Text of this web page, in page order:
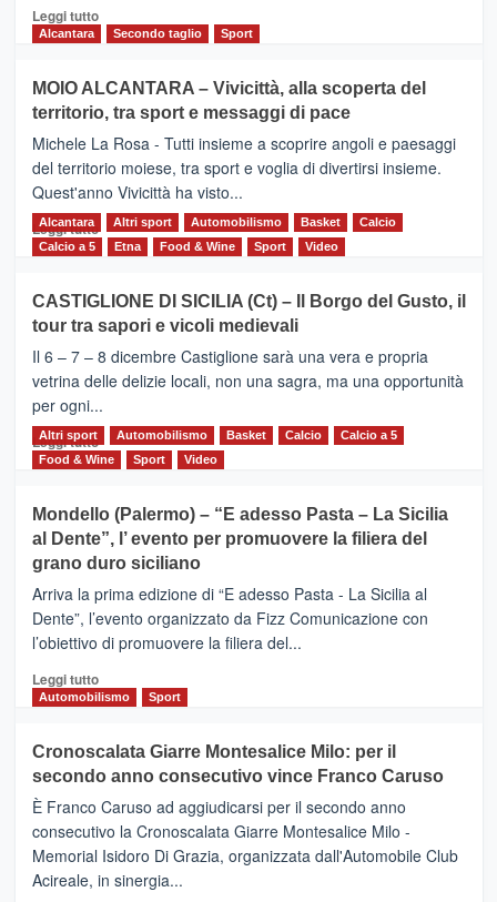
Leggi tuttoLeggi
Torna
la
Supermaratona
dell’Etna
Alcantara Secondo taglio Sport
MOIO ALCANTARA – Vivicittà, alla scoperta del
territorio, tra sport e messaggi di pace
Michele La Rosa - Tutti insieme a scoprire angoli e paesaggi
del territorio moiese, tra sport e voglia di divertirsi insieme.
Quest'anno Vivicittà ha visto...
Leggi tutto Leggi
MOIO
ALCANTARA
–
Vivicittà,
alla
scoperta
del
territorio,
e
messaggi
di
Alcantara Altri sport Automobilismo Basket
Calcio
Calcio a 5
Etna Food & Wine Sport Video
CASTIGLIONE DI SICILIA (Ct) – Il Borgo del Gusto, il
tour tra sapori e vicoli medievali
Il 6 – 7 – 8 dicembre Castiglione sarà una vera e propria
vetrina delle delizie locali, non una sagra, ma una opportunità
per ogni...
Leggi tuttoLeggi
di
CASTIGLIONE
DI
SICILIA
(Ct)
–
Il
Borgo
Gusto,
il
tra
sapori
vicoli
medievali
Altri sport Automobilismo Basket Calcio
Calcio a 5
Food & Wine
Sport Video
Mondello (Palermo) – “E adesso Pasta – La Sicilia
al Dente”, l’ evento per promuovere la filiera del
grano duro siciliano
Arriva la prima edizione di “E adesso Pasta - La Sicilia al
Dente”, l’evento organizzato da Fizz Comunicazione con
l’obiettivo di promuovere la filiera del...
Leggi tuttoLeggi
di
Mondello
(Palermo)
–
“E
adesso
Pasta
–
Automobilismo Sport
Cronoscalata Giarre Montesalice Milo: per il
secondo anno consecutivo vince Franco Caruso
È Franco Caruso ad aggiudicarsi per il secondo anno
consecutivo la Cronoscalata Giarre Montesalice Milo -
Memorial Isidoro Di Grazia, organizzata dall'Automobile Club
Acireale, in sinergia...